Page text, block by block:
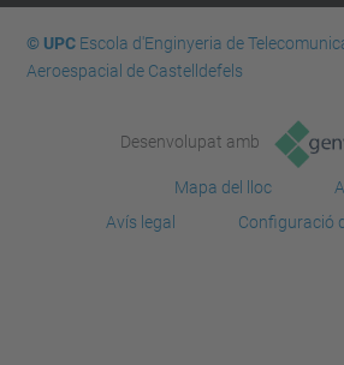
© UPCEscola d'Enginyeria de
Aeroespacial de Castelldefels
Desenvolupat amb
Mapa del lloc
Avís legal
Configuració